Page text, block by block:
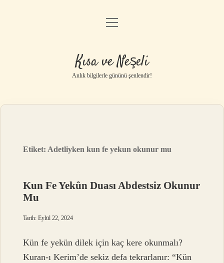
Anasayfa
Yasal Uyarı
menüyü
Kısa ve Neşeli
Anlık bilgilerle gününü şenlendir!
Etiket: Adetliyken kun fe yekun okunur mu
Kun Fe Yekûn Duası Abdestsiz Okunur
Mu
Tarih: Eylül 22, 2024
Kün fe yekün dilek için kaç kere okunmalı?
Kuran-ı Kerim’de sekiz defa tekrarlanır: “Kün